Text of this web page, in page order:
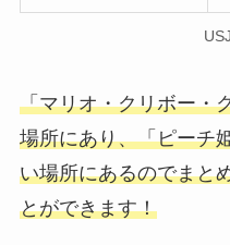
「マリオ・クリボー・
場所にあり、「ピーチ
い場所にあるのでまと
とができます！